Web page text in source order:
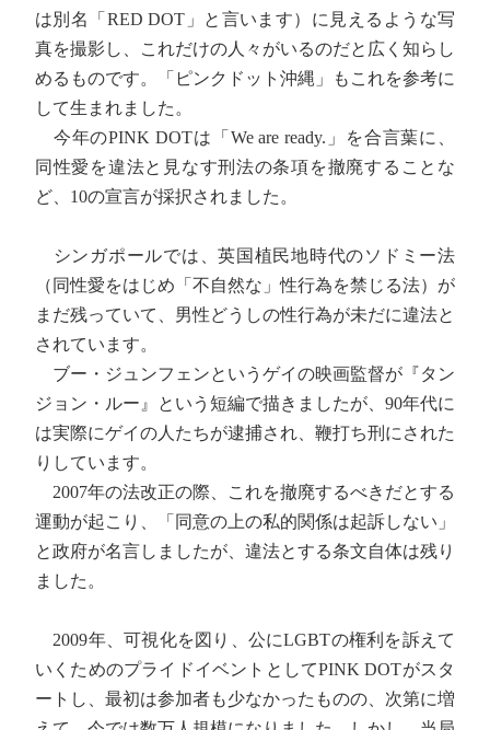
は別名「RED DOT」と言います）に見えるような写
真を撮影し、これだけの人々がいるのだと広く知らし
めるものです。「ピンクドット沖縄」もこれを参考に
して生まれました。
今年のPINK DOTは「We are ready.」を合言葉に、
同性愛を違法と見なす刑法の条項を撤廃することな
ど、10の宣言が採択されました。
シンガポールでは、英国植民地時代のソドミー法
（同性愛をはじめ「不自然な」性行為を禁じる法）が
まだ残っていて、男性どうしの性行為が未だに違法と
されています。
ブー・ジュンフェンというゲイの映画監督が『タン
ジョン・ルー』という短編で描きましたが、90年代に
は実際にゲイの人たちが逮捕され、鞭打ち刑にされた
りしています。
2007年の法改正の際、これを撤廃するべきだとする
運動が起こり、「同意の上の私的関係は起訴しない」
と政府が名言しましたが、違法とする条文自体は残り
ました。
2009年、可視化を図り、公にLGBTの権利を訴えて
いくためのプライドイベントとしてPINK DOTがスタ
ートし、最初は参加者も少なかったものの、次第に増